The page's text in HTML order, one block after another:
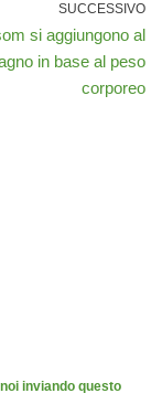
SUCCESSIVO
si aggiungono al
in base al peso
corporeo
inviando questo